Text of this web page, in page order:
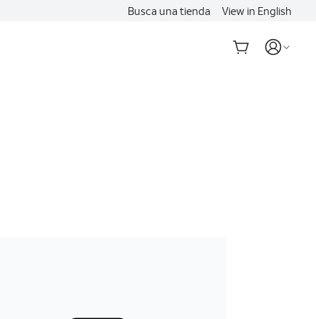
Busca una tienda View in English